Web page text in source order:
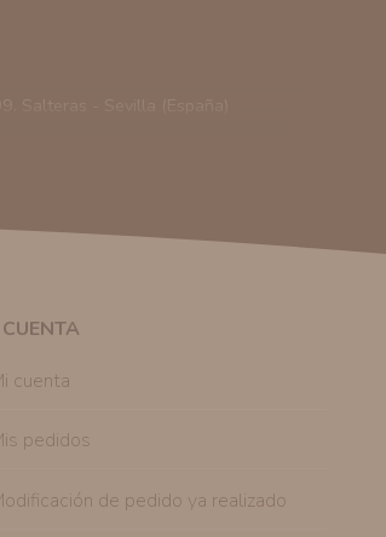
(Puede consultar como
de comunicaciones comerciales
que esté debidamente
corregirla y eliminarla, tal y
cuenta
pedidos
de pedido ya realizado